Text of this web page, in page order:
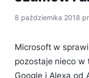
8 października 2018
Microsoft w
pozostaje nieco
Google i Alexa od